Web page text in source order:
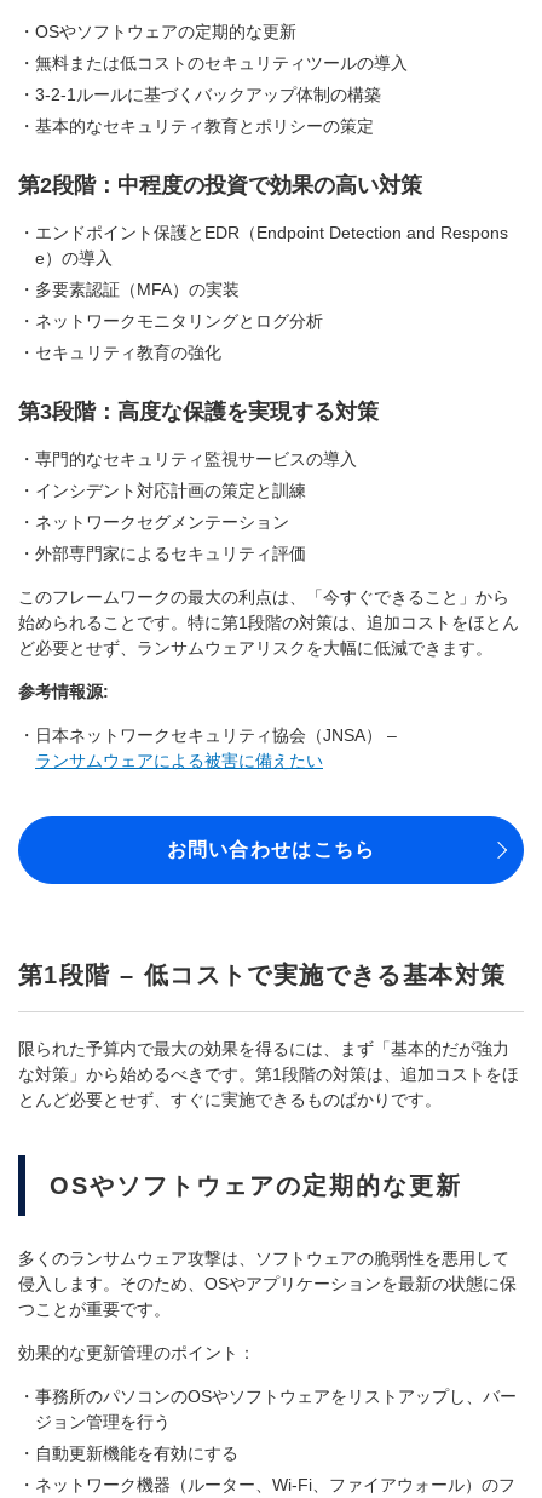
OSやソフトウェアの定期的な更新
無料または低コストのセキュリティツールの導入
3-2-1ルールに基づくバックアップ体制の構築
基本的なセキュリティ教育とポリシーの策定
第2段階：中程度の投資で効果の高い対策
エンドポイント保護とEDR（Endpoint Detection and Respons
e）の導入
多要素認証（MFA）の実装
ネットワークモニタリングとログ分析
セキュリティ教育の強化
第3段階：高度な保護を実現する対策
専門的なセキュリティ監視サービスの導入
インシデント対応計画の策定と訓練
ネットワークセグメンテーション
外部専門家によるセキュリティ評価
このフレームワークの最大の利点は、「今すぐできること」から
始められることです。特に第1段階の対策は、追加コストをほとん
ど必要とせず、ランサムウェアリスクを大幅に低減できます。
参考情報源:
日本ネットワークセキュリティ協会（JNSA） –
ランサムウェアによる被害に備えたい
お問い合わせはこちら
第1段階 – 低コストで実施できる基本対策
限られた予算内で最大の効果を得るには、まず「基本的だが強力
な対策」から始めるべきです。第1段階の対策は、追加コストをほ
とんど必要とせず、すぐに実施できるものばかりです。
OSやソフトウェアの定期的な更新
多くのランサムウェア攻撃は、ソフトウェアの脆弱性を悪用して
侵入します。そのため、OSやアプリケーションを最新の状態に保
つことが重要です。
効果的な更新管理のポイント：
事務所のパソコンのOSやソフトウェアをリストアップし、バー
ジョン管理を行う
自動更新機能を有効にする
ネットワーク機器（ルーター、Wi-Fi、ファイアウォール）のフ